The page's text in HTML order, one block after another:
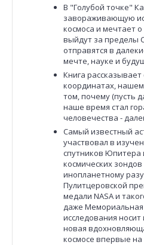
В "Голубой точке"
завораживающую
космоса и мечтает
выйдут за пределы
отправятся в
мечте, науке и
Книга
координатах,
том, почему (пусть
наше время стал
человечества -
Самый известный
участвовал в
спутников Юпитера
космических
инопланетному
Пулитцеровской
медали NASA и
даже Мемориальная
исследования носит
новая
космосе впервые на